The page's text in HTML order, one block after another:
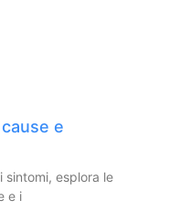
e
sintomi, esplora le
e i